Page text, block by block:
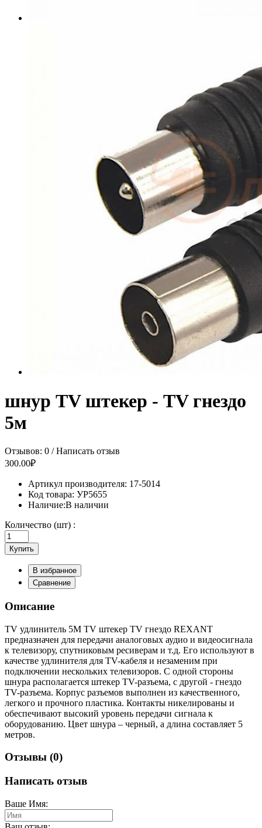
шнур TV штекер - TV гнездо
5м
Отзывов: 0 /Написать отзыв
300.00₽
Артикул производителя: 17-5014
Код товара: УР5655
Наличие:В наличии
Количество (шт) :
Купить
В избранное
Сравнение
Описание
TV удлинитель 5М TV штекер TV гнездо REXANT
предназначен для передачи аналоговых аудио и видеосигнала
к телевизору, спутниковым ресиверам и т.д. Его используют в
качестве удлинителя для TV-кабеля и незаменим при
подключении нескольких телевизоров. C одной стороны
шнура располагается штекер TV-разъема, с другой - гнездо
TV-разъема. Корпус разъемов выполнен из качественного,
легкого и прочного пластика. Контакты никелированы и
обеспечивают высокий уровень передачи сигнала к
оборудованию. Цвет шнура – черный, а длина составляет 5
метров.
Отзывы (0)
Написать отзыв
Ваше Имя: